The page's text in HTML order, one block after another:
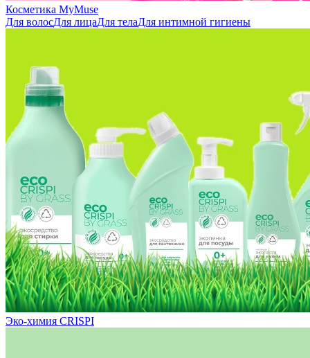
Косметика MyMuse
Для волосДля лицаДля телаДля интимной гигиены
Эко-химия CRISPI